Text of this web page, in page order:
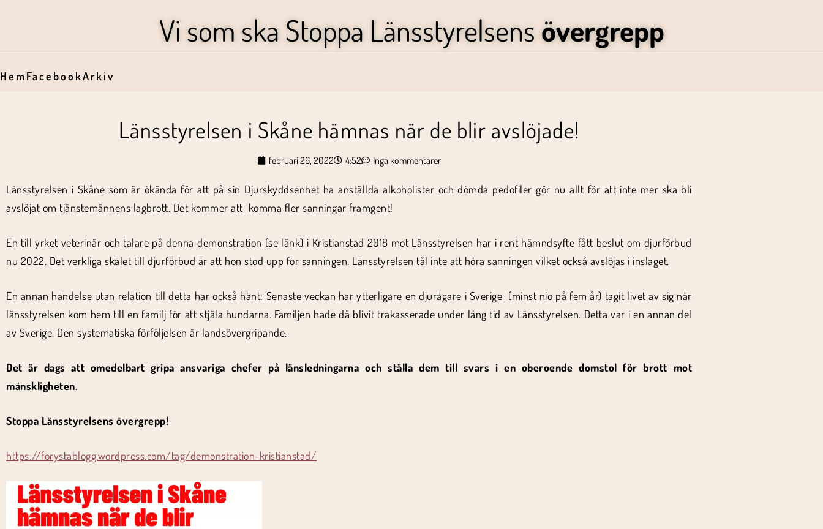
Vi som ska Stoppa Länsstyrelsens övergrepp
HemFacebookArkiv
Länsstyrelsen i Skåne hämnas när de blir avslöjade!
februari 26, 2022 4:52 Inga kommentarer
Länsstyrelsen i Skåne som är ökända för att på sin Djurskyddsenhet ha anställda alkoholister och dömda pedofiler gör nu allt för att inte mer ska bli
avslöjat om tjänstemännens lagbrott. Det kommer att komma fler sanningar framgent!
En till yrket veterinär och talare på denna demonstration (se länk) i Kristianstad 2018 mot Länsstyrelsen har i rent hämndsyfte fått beslut om djurförbud
nu 2022. Det verkliga skälet till djurförbud är att hon stod upp för sanningen. Länsstyrelsen tål inte att höra sanningen vilket också avslöjas i inslaget.
En annan händelse utan relation till detta har också hänt: Senaste veckan har ytterligare en djurägare i Sverige (minst nio på fem år) tagit livet av sig när
länsstyrelsen kom hem till en familj för att stjäla hundarna. Familjen hade då blivit trakasserade under lång tid av Länsstyrelsen. Detta var i en annan del
av Sverige. Den systematiska förföljelsen är landsövergripande.
Det är dags att omedelbart gripa ansvariga chefer på länsledningarna och ställa dem till svars i en oberoende domstol för brott mot
mänskligheten.
Stoppa Länsstyrelsens övergrepp!
https://forystablogg.wordpress.com/tag/demonstration-kristianstad/